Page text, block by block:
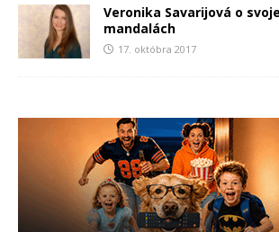
Veronika Savarijová o
mandalách
17. októbra 2017